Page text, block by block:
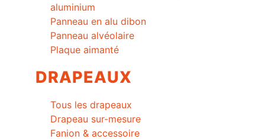
aluminium
Panneau en alu dibon
Panneau alvéolaire
Plaque aimanté
DRAPEAUX
Tous les drapeaux
Drapeau sur-mesure
Fanion & accessoire